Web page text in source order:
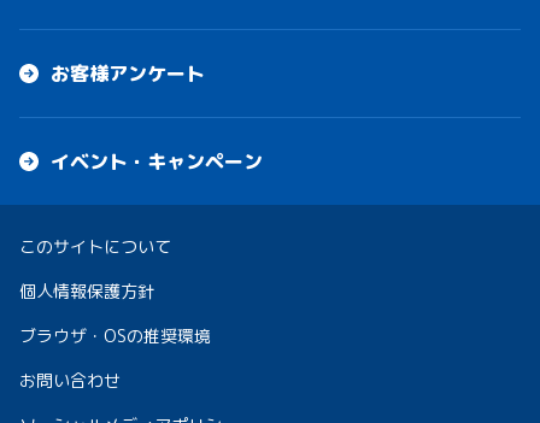
お客様アンケート
イベント・キャンペーン
このサイトについて
個人情報保護方針
ブラウザ・OSの推奨環境
お問い合わせ